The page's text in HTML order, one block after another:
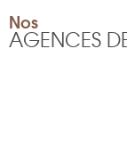
Nos
AGENCES